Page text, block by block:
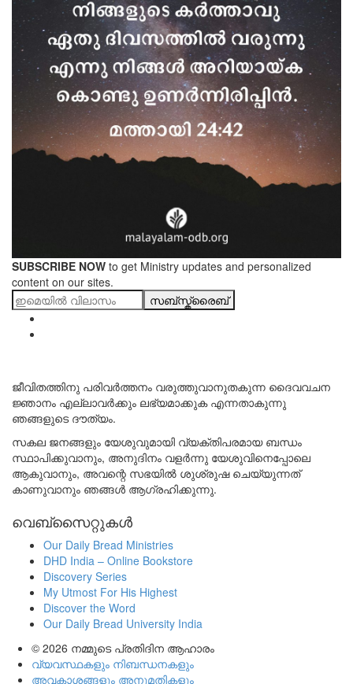
SUBSCRIBE NOW to get Ministry updates and personalized
content on our sites.
സബ്സ്ക്രൈബ്
ജീവിതത്തിനു പരിവർത്തനം വരുത്തുവാനുതകുന്ന ദൈവവചന
ജ്ഞാനം എല്ലാവർക്കും ലഭ്യമാക്കുക എന്നതാകുന്നു
ഞങ്ങളുടെ ദൗത്യം.
സകല ജനങ്ങളും യേശുവുമായി വ്യക്തിപരമായ ബന്ധം
സ്ഥാപിക്കുവാനും, അനുദിനം വളർന്നു യേശുവിനെപ്പോലെ
ആകുവാനും, അവന്റെ സഭയിൽ ശുശ്രുഷ ചെയ്യുന്നത്
കാണുവാനും ഞങ്ങൾ ആഗ്രഹിക്കുന്നു.
വെബ്സൈറ്റുകൾ
Our Daily Bread Ministries
DHD India – Online Bookstore
Discovery Series
My Utmost For His Highest
Discover the Word
Our Daily Bread University India
© 2026 നമ്മുടെ പ്രതിദിന ആഹാരം
വ്യവസ്ഥകളും നിബന്ധനകളും
അവകാശങ്ങളും അനുമതികളും